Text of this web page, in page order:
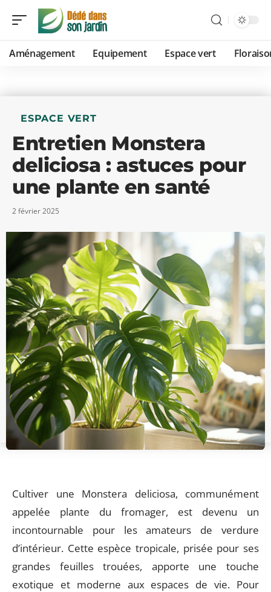
Aménagement Equipement Espace vert
ESPACE VERT
Entretien Monstera
deliciosa : astuces pour
une plante en santé
2 février 2025
Cultiver une Monstera deliciosa, communément
appelée plante du fromager, est devenu un
incontournable pour les amateurs de verdure
d’intérieur. Cette espèce tropicale, prisée pour ses
grandes feuilles trouées, apporte une touche
exotique et moderne aux espaces de vie. Pour